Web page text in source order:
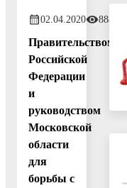
02.04.2020 888
Правительством
Российской
Федерации
и
руководством
Московской
области
для
борьбы с